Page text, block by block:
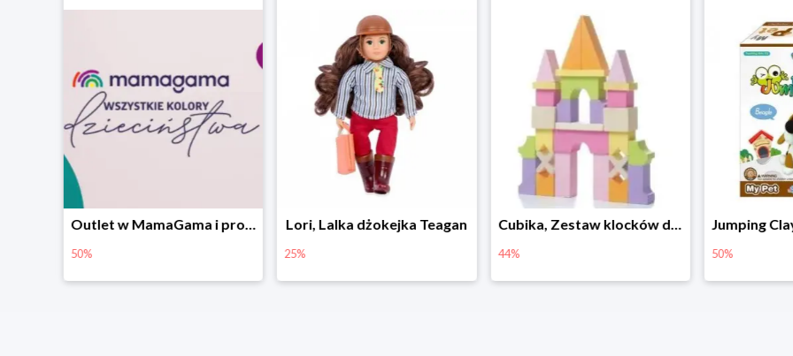
Lori, Lalka dżokejka Teagan
25%
Cubika, Zestaw klocków drewnianych 28 elem.
44%
Jumping Clay, Zestaw kreatywny piesek - Beagle
50% 74%